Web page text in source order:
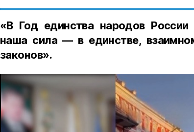
«В Год единства народов
наша сила — в единстве,
законов».